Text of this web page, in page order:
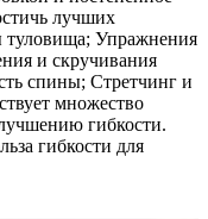
лучших
туловища; Упражнения
и скручивания
спины; Стретчинг и
множество
гибкости.
гибкости для